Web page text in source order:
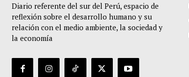
Diario referente del sur del Perú, espacio de
reflexión sobre el desarrollo humano y su
relación con el medio ambiente, la sociedad y
la economía